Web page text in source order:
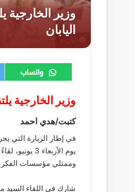
الوزراء
وزير الخارجية
كتبت/هدي احمد
في إطار الزيارة التي
يوم
وممثلي مؤسسات الفكر
شارك في اللقاء السيد